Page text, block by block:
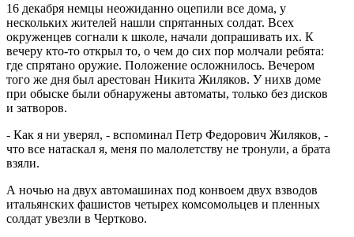
16 декабря немцы неожиданно оцепили все дома, у
нескольких жителей нашли спрятанных солдат. Всех
окруженцев согнали к школе, начали допрашивать их. К
вечеру кто-то открыл то, о чем до сих пор молчали ребята:
где спрятано оружие. Положение осложнилось. Вечером
того же дня был арестован Никита Жиляков. У нихв доме
при обыске были обнаружены автоматы, только без дисков
и затворов.
- Как я ни уверял, - вспоминал Петр Федорович Жиляков, -
что все натаскал я, меня по малолетству не тронули, а брата
взяли.
А ночью на двух автомашинах под конвоем двух взводов
итальянских фашистов четырех комсомольцев и пленных
солдат увезли в Чертково.